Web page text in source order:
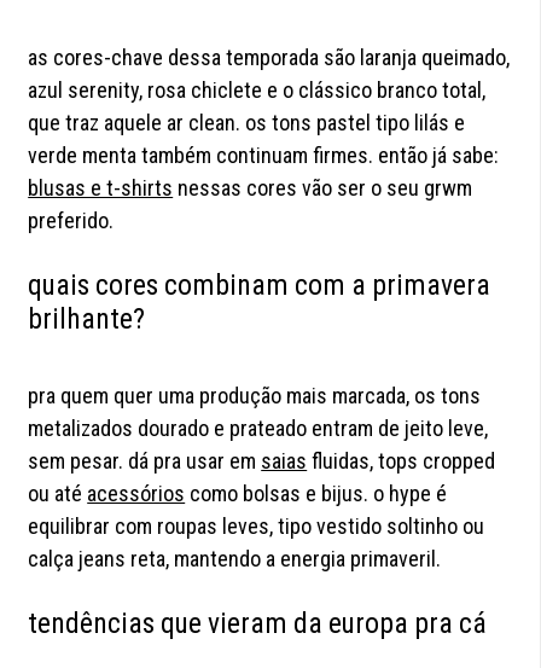
as cores-chave dessa temporada são laranja queimado,
azul serenity, rosa chiclete e o clássico branco total,
que traz aquele ar clean. os tons pastel tipo lilás e
verde menta também continuam firmes. então já sabe:
blusas e t-shirts nessas cores vão ser o seu grwm
preferido.
quais cores combinam com a primavera
brilhante?
pra quem quer uma produção mais marcada, os tons
metalizados dourado e prateado entram de jeito leve,
sem pesar. dá pra usar em saias fluidas, tops cropped
ou até acessórios como bolsas e bijus. o hype é
equilibrar com roupas leves, tipo vestido soltinho ou
calça jeans reta, mantendo a energia primaveril.
tendências que vieram da europa pra cá